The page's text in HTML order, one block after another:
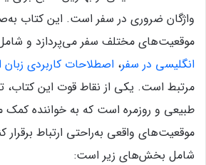
واژگان ضروری در سفر است. این کتاب
موقعیت‌های مختلف سفر می‌پردازد و
انگلیسی در سفر، اصطلاحات کاربردی زبان
مرتبط است. یکی از نقاط قوت این کتاب،
طبیعی و روزمره است که به خواننده کمک
موقعیت‌های واقعی به‌راحتی ارتباط
شامل بخش‌های زیر است: